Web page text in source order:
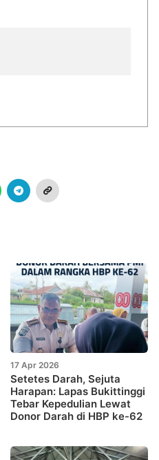
17 Apr 2026
Setetes Darah, Sejuta
Harapan: Lapas Bukittinggi
Tebar Kepedulian Lewat
Donor Darah di HBP ke-62